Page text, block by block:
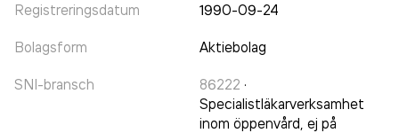
Registreringsdatum 1990-09-24
Bolagsform Aktiebolag
SNI-bransch 86222 ·
Specialistläkarverksamhet
inom öppenvård, ej på